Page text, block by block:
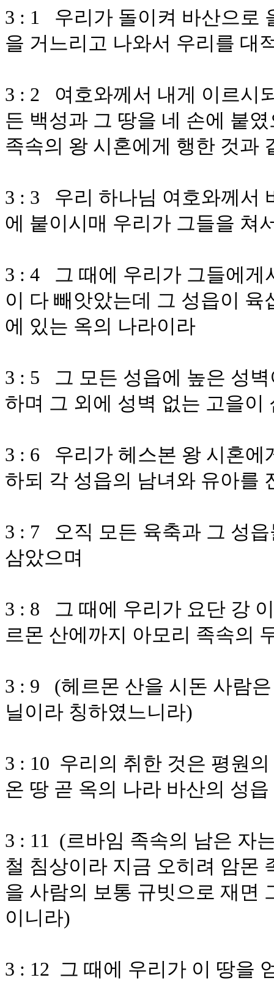
3 : 1 우리가 돌이켜 바산으로
을 거느리고 나와서 우리를 대
3 : 2 여호와께서 내게 이르시
든 백성과 그 땅을 네 손에 붙
족속의 왕 시혼에게 행한 것과
3 : 3 우리 하나님 여호와께서
에 붙이시매 우리가 그들을 쳐
3 : 4 그 때에 우리가 그들에게
이 다 빼앗았는데 그 성읍이
에 있는 옥의 나라이라
3 : 5 그 모든 성읍에 높은 성
하며 그 외에 성벽 없는 고을이
3 : 6 우리가 헤스본 왕 시혼에
하되 각 성읍의 남녀와 유아를
3 : 7 오직 모든 육축과 그 성
삼았으며
3 : 8 그 때에 우리가 요단 강
르몬 산에까지 아모리 족속의
3 : 9 (헤르몬 산을 시돈 사람
닐이라 칭하였느니라)
3 : 10 우리의 취한 것은 평원
온 땅 곧 옥의 나라 바산의 성
3 : 11 (르바임 족속의 남은 자
철 침상이라 지금 오히려 암몬
을 사람의 보통 규빗으로 재면
이니라)
3 : 12 그 때에 우리가 이 땅을